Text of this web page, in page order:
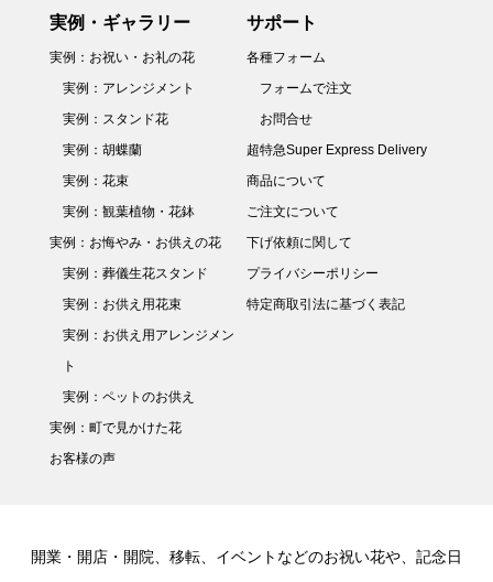
実例・ギャラリー
実例：お祝い・お礼の花
実例：アレンジメント
実例：スタンド花
実例：胡蝶蘭
実例：花束
実例：観葉植物・花鉢
実例：お悔やみ・お供えの花
実例：葬儀生花スタンド
実例：お供え用花束
実例：お供え用アレンジメン
ト
実例：ペットのお供え
実例：町で見かけた花
お客様の声
サポート
各種フォーム
フォームで注文
お問合せ
超特急Super Express Delivery
商品について
ご注文について
下げ依頼に関して
プライバシーポリシー
特定商取引法に基づく表記
開業・開店・開院、移転、イベントなどのお祝い花や、記念日